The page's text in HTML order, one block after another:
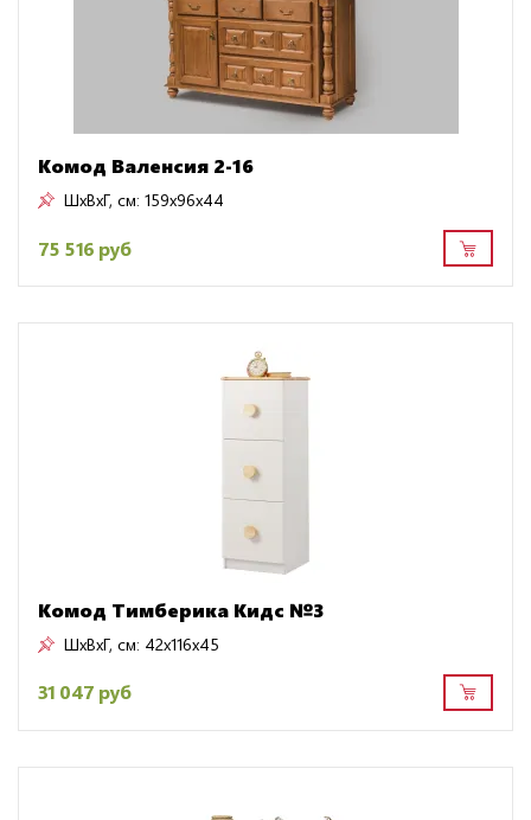
Комод Валенсия 2-16
ШxВxГ, см: 159x96x44
75 516 руб
Комод Тимберика Кидс №3
ШxВxГ, см: 42x116x45
31 047 руб